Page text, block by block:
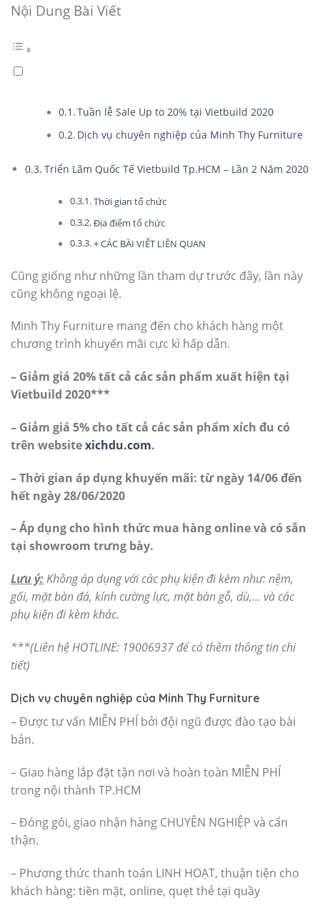
Nội Dung Bài Viết
Tuần lễ Sale Up to 20% tại Vietbuild 2020
Dịch vụ chuyên nghiệp của Minh Thy Furniture
Triển Lãm Quốc Tế Vietbuild Tp.HCM – Lần 2 Năm 2020
Thời gian tổ chức
Địa điểm tổ chức
+ CÁC BÀI VIẾT LIÊN QUAN
Cũng giống như những lần tham dự trước đây, lần này
cũng không ngoại lệ.
Minh Thy Furniture mang đến cho khách hàng một
chương trình khuyến mãi cực kì hấp dẫn.
– Giảm giá 20% tất cả các sản phẩm xuất hiện tại
Vietbuild 2020***
– Giảm giá 5% cho tất cả các sản phẩm xích đu có
trên websitexichdu.com.
– Thời gian áp dụng khuyến mãi: từ ngày 14/06 đến
hết ngày 28/06/2020
– Áp dụng cho hình thức mua hàng online và có sẵn
tại showroom trưng bày.
Lưu ý:Không áp dụng với các phụ kiện đi kèm như: nệm,
gối, mặt bàn đá, kính cường lực, mặt bàn gỗ, dù,… và các
phụ kiện đi kèm khác.
***(Liên hệ HOTLINE: 19006937 để có thêm thông tin chi
tiết)
Dịch vụ chuyên nghiệp của Minh Thy Furniture
– Được tư vấn MIỄN PHÍ bởi đội ngũ được đào tạo bài
bản.
– Giao hàng lắp đặt tận nơi và hoàn toàn MIỄN PHÍ
trong nội thành TP.HCM
– Đóng gói, giao nhận hàng CHUYÊN NGHIỆP và cẩn
thận.
– Phương thức thanh toán LINH HOẠT, thuận tiện cho
khách hàng: tiền mặt, online, quẹt thẻ tại quầy